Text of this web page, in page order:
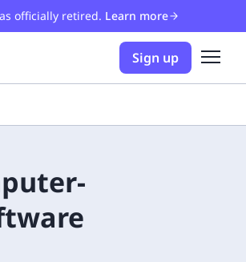
officially retired. Learn more
Sign up